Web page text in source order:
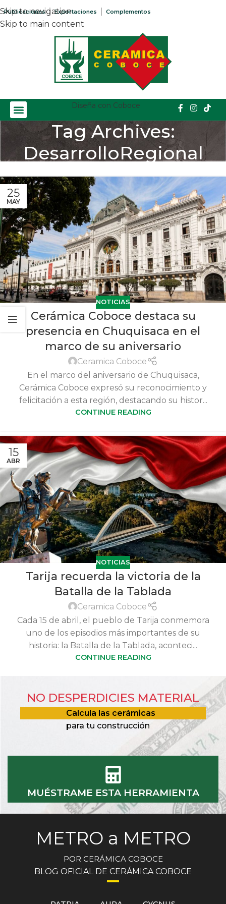
Skip to navigation
Skip to main content
Publicaciones Exportaciones Complementos
Diseña con Coboce
Tag Archives:
DesarrolloRegional
25
MAY
NOTICIAS
Cerámica Coboce destaca su
presencia en Chuquisaca en el
marco de su aniversario
Ceramica Coboce
En el marco del aniversario de Chuquisaca,
Cerámica Coboce expresó su reconocimiento y
felicitación a esta región, destacando su histor...
CONTINUE READING
15
ABR
NOTICIAS
Tarija recuerda la victoria de la
Batalla de la Tablada
Ceramica Coboce
Cada 15 de abril, el pueblo de Tarija conmemora
uno de los episodios más importantes de su
historia: la Batalla de la Tablada, aconteci...
CONTINUE READING
NO DESPERDICIES MATERIAL
Calcula las cerámicas
para tu construcción
MUÉSTRAME ESTA HERRAMIENTA
METRO a METRO
POR CERÁMICA COBOCE
BLOG OFICIAL DE CERÁMICA COBOCE